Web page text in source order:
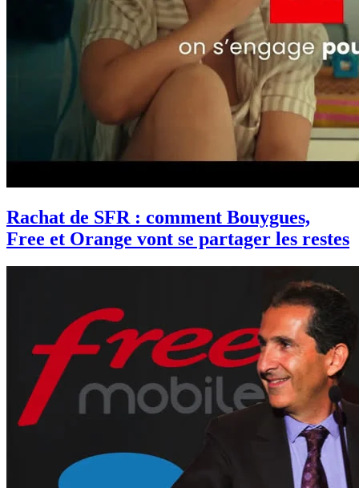
Rachat de SFR : comment Bouygues,
Free et Orange vont se partager les restes